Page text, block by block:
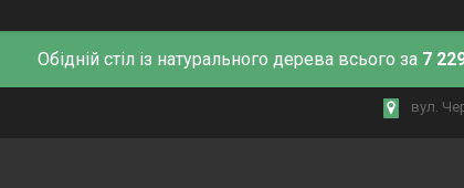
Обідній стіл із натурального дерева всього за 7
вул.